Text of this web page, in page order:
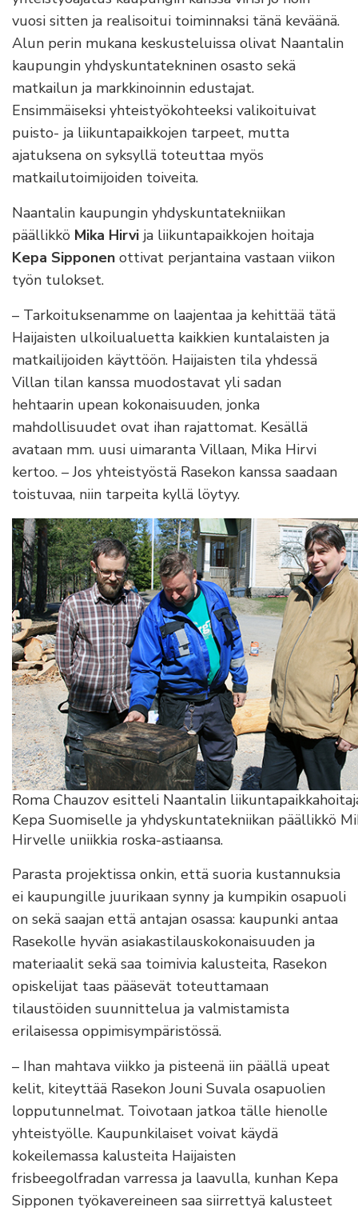
vuosi sitten ja realisoitui toiminnaksi tänä keväänä.
Alun perin mukana keskusteluissa olivat Naantalin
kaupungin yhdyskuntatekninen osasto sekä
matkailun ja markkinoinnin edustajat.
Ensimmäiseksi yhteistyökohteeksi valikoituivat
puisto- ja liikuntapaikkojen tarpeet, mutta
ajatuksena on syksyllä toteuttaa myös
matkailutoimijoiden toiveita.
Naantalin kaupungin yhdyskuntatekniikan
päällikkö Mika Hirvi ja liikuntapaikkojen hoitaja
Kepa Sipponen ottivat perjantaina vastaan viikon
työn tulokset.
– Tarkoituksenamme on laajentaa ja kehittää tätä
Haijaisten ulkoilualuetta kaikkien kuntalaisten ja
matkailijoiden käyttöön. Haijaisten tila yhdessä
Villan tilan kanssa muodostavat yli sadan
hehtaarin upean kokonaisuuden, jonka
mahdollisuudet ovat ihan rajattomat. Kesällä
avataan mm. uusi uimaranta Villaan, Mika Hirvi
kertoo. – Jos yhteistyöstä Rasekon kanssa saadaan
toistuvaa, niin tarpeita kyllä löytyy.
Roma Chauzov esitteli Naantalin
Kepa Suomiselle ja yhdyskuntatekniikan päällikkö
Hirvelle uniikkia roska-astiaansa.
Parasta projektissa onkin, että suoria kustannuksia
ei kaupungille juurikaan synny ja kumpikin osapuoli
on sekä saajan että antajan osassa: kaupunki antaa
Rasekolle hyvän asiakastilauskokonaisuuden ja
materiaalit sekä saa toimivia kalusteita, Rasekon
opiskelijat taas pääsevät toteuttamaan
tilaustöiden suunnittelua ja valmistamista
erilaisessa oppimisympäristössä.
– Ihan mahtava viikko ja pisteenä iin päällä upeat
kelit, kiteyttää Rasekon Jouni Suvala osapuolien
lopputunnelmat. Toivotaan jatkoa tälle hienolle
yhteistyölle. Kaupunkilaiset voivat käydä
kokeilemassa kalusteita Haijaisten
frisbeegolfradan varressa ja laavulla, kunhan Kepa
Sipponen työkavereineen saa siirrettyä kalusteet